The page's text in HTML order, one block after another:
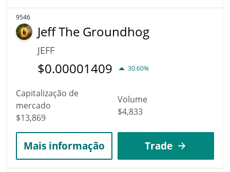
9546
Jeff The Groundhog
JEFF
$0.00001409 30.60%
Capitalização de
mercado
$13,869
Volume
$4,833
Mais informação Trade